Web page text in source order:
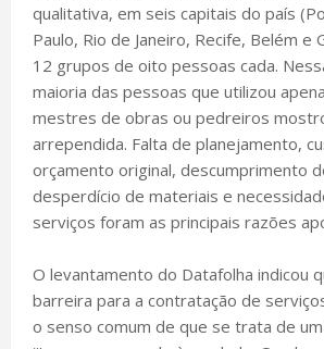
qualitativa, em seis capitais do país
Paulo, Rio de Janeiro, Recife, Belém e
12 grupos de oito pessoas cada.
maioria das pessoas que utilizou
mestres de obras ou pedreiros
arrependida. Falta de planejamento,
orçamento original, descumprimento
desperdício de materiais e
serviços foram as principais razões
O levantamento do Datafolha indicou
barreira para a contratação de
o senso comum de que se trata de